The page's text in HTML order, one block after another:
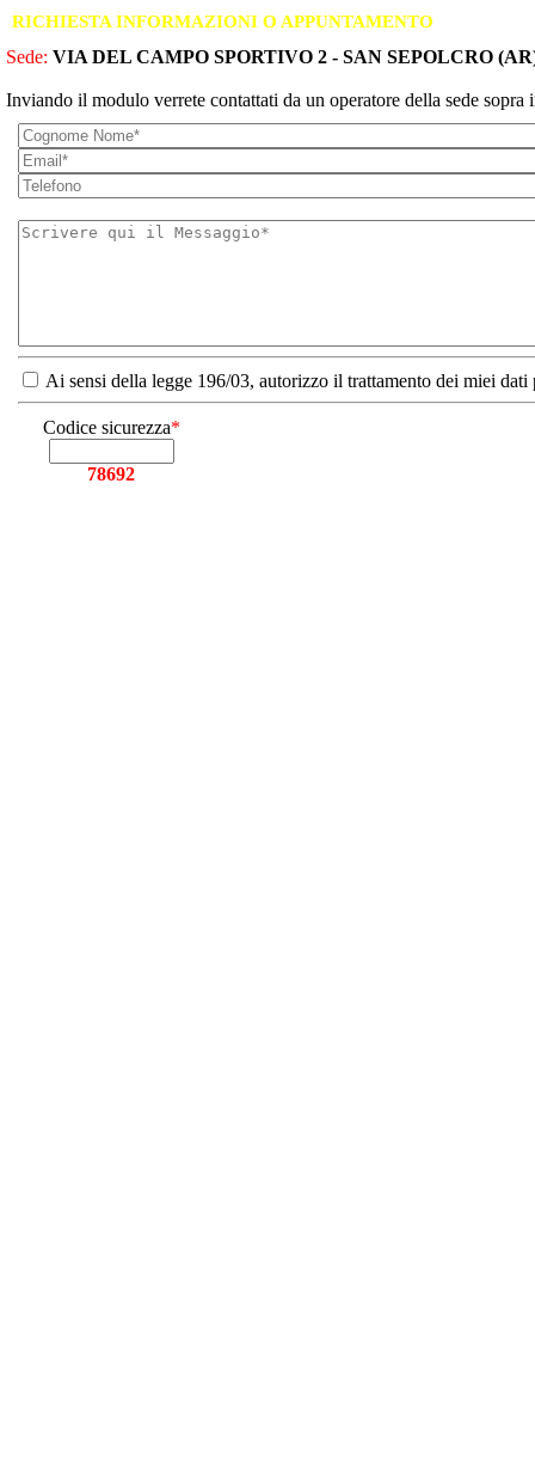
RICHIESTA INFORMAZIONI O APPUNTAMENTO
Sede: VIA DEL CAMPO SPORTIVO 2 - SAN SEPOLCRO
Inviando il modulo verrete contattati da un operatore della sede sopra
Ai sensi della legge 196/03, autorizzo il trattamento dei miei
Codice sicurezza*
78692